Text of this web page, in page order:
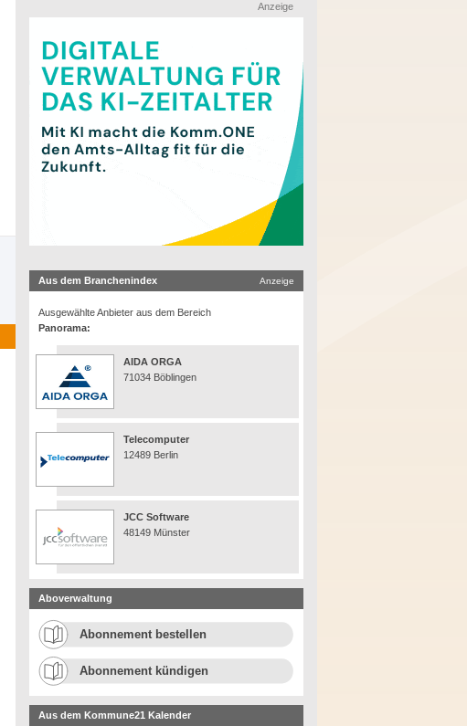
Anzeige
Aus dem Branchenindex Anzeige
Ausgewählte Anbieter aus dem Bereich
Panorama:
AIDA ORGA
71034 Böblingen
Telecomputer
12489 Berlin
JCC Software
48149 Münster
Aboverwaltung
Abonnement bestellen
Abonnement kündigen
Aus dem Kommune21 Kalender